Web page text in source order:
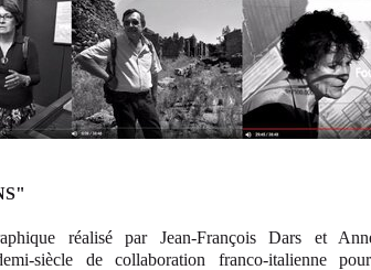
réalisé par Jean-François Dars et
siècle de collaboration franco-italienne